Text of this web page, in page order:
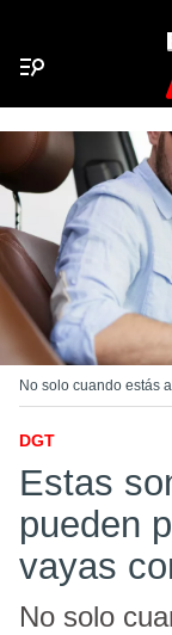
No solo cuando estás
DGT
Estas
pueden
vayas
No solo